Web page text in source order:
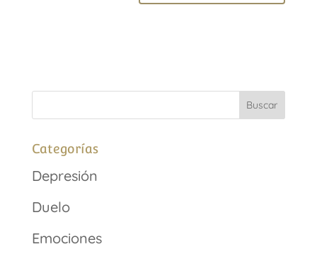
Categorías
Depresión
Duelo
Emociones